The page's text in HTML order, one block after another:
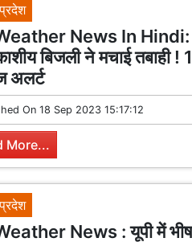
News In Hindi:
बिजली ने मचाई तबाही !
अलर्ट
On 18 Sep 2023 15:17:12
More...
News : यूपी में भीषण